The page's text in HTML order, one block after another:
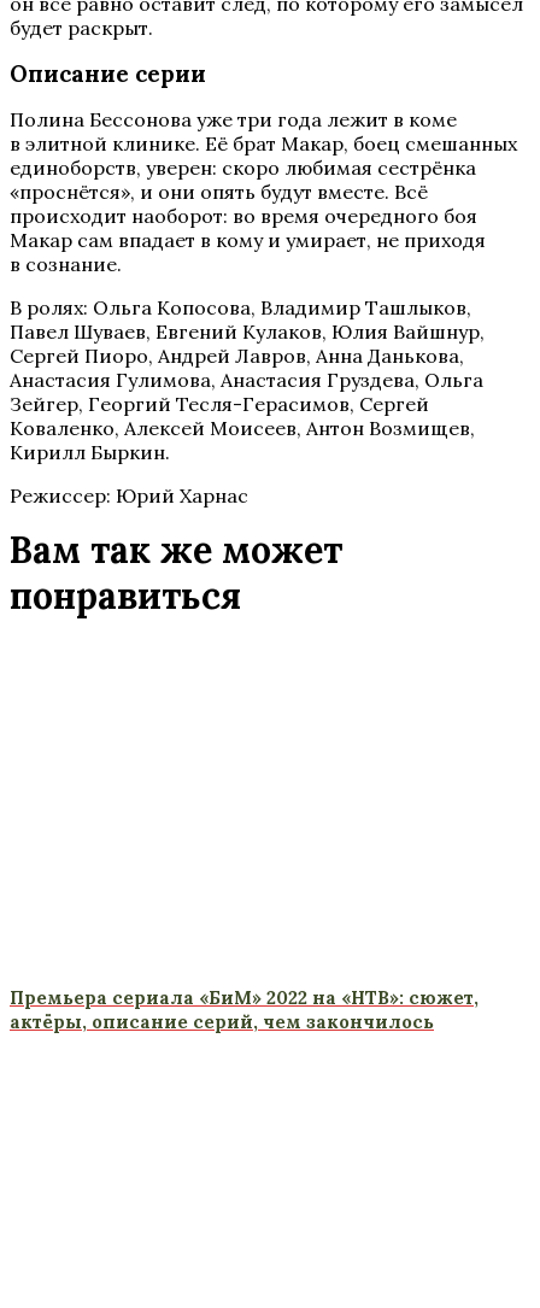
будет раскрыт.
Описание серии
Полина Бессонова уже три года лежит в коме
в элитной клинике. Её брат Макар, боец смешанных
единоборств, уверен: скоро любимая сестрёнка
«проснётся», и они опять будут вместе. Всё
происходит наоборот: во время очередного боя
Макар сам впадает в кому и умирает, не приходя
в сознание.
В ролях: Ольга Копосова, Владимир Ташлыков,
Павел Шуваев, Евгений Кулаков, Юлия Вайшнур,
Сергей Пиоро, Андрей Лавров, Анна Данькова,
Анастасия Гулимова, Анастасия Груздева, Ольга
Зейгер, Георгий Тесля-Герасимов, Сергей
Коваленко, Алексей Моисеев, Антон Возмищев,
Кирилл Быркин.
Режиссер: Юрий Харнас
Вам так же может
понравиться
Премьера сериала «БиМ» 2022 на «НТВ»: сюжет,
актёры, описание серий, чем закончилось